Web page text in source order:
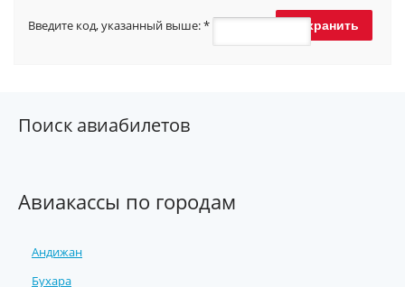
Введите код, указанный выше:*
Поиск авиабилетов
Авиакассы по городам
Андижан
Бухара